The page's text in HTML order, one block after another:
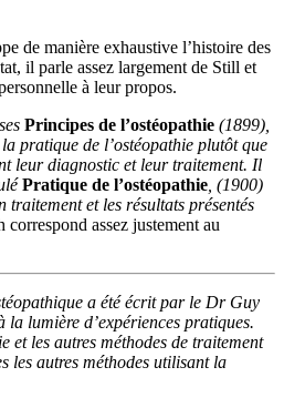
de manière exhaustive l’histoire des
il parle assez largement de Still et
à leur propos.
Principes de l’ostéopathie (1899),
pratique de l’ostéopathie plutôt que
leur diagnostic et leur traitement. Il
Pratique de l’ostéopathie , (1900)
et les résultats présentés
assez justement au
a été écrit par le Dr Guy
lumière d’expériences pratiques.
et les autres méthodes de traitement
les autres méthodes utilisant la